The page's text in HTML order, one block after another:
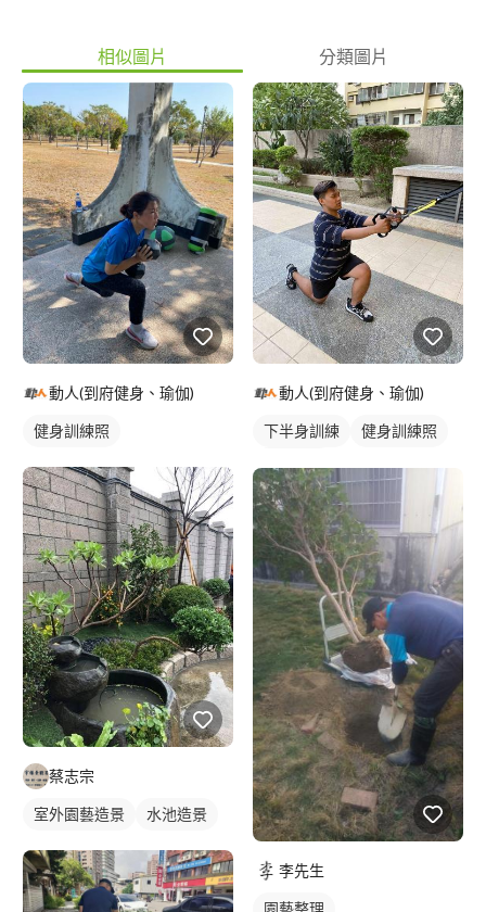
相似圖片 分類圖片
動人(到府健身、瑜伽)
健身訓練照
蔡志宗
室外園藝造景 水池造景
動人(到府健身、瑜伽)
下半身訓練
健身訓練照
李先生